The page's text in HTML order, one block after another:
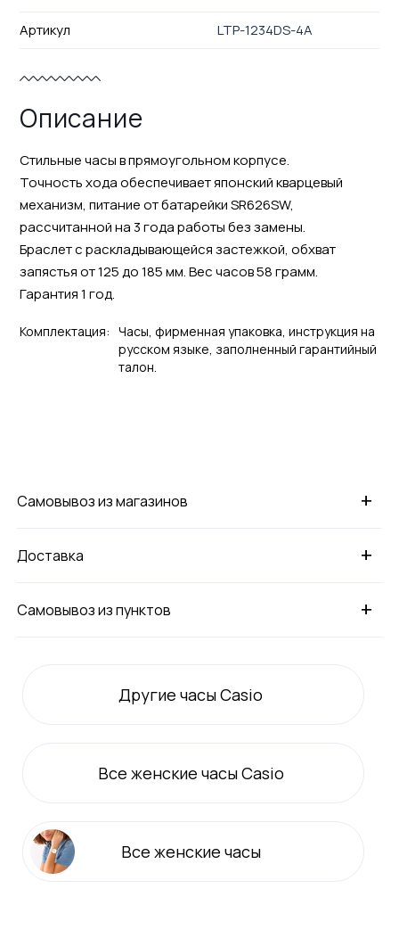
Артикул
LTP-1234DS-4A
Описание
Стильные часы в прямоугольном корпусе.
Точность хода обеспечивает японский кварцевый
механизм, питание от батарейки SR626SW,
рассчитанной на 3 года работы без замены.
Браслет с раскладывающейся застежкой, обхват
запястья от 125 до 185 мм. Вес часов 58 грамм.
Гарантия 1 год.
Комплектация: Часы, фирменная упаковка, инструкция на
русском языке, заполненный гарантийный
талон.
+
Самовывоз из магазинов
+
Доставка
+
Самовывоз из пунктов
Другие часы Casio
Все женские часы Casio
Все женские часы